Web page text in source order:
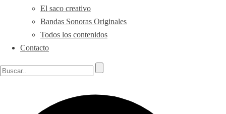
El saco creativo
Bandas Sonoras Originales
Todos los contenidos
Contacto